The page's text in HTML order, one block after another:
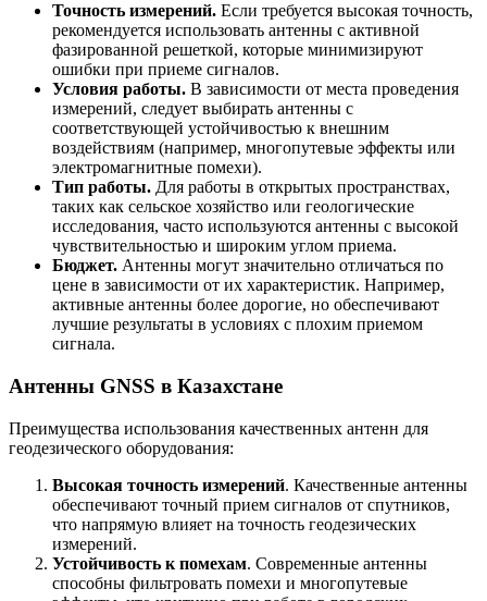
Точность измерений. Если требуется высокая точность,
рекомендуется использовать антенны с активной
фазированной решеткой, которые минимизируют
ошибки при приеме сигналов.
Условия работы. В зависимости от места проведения
измерений, следует выбирать антенны с
соответствующей устойчивостью к внешним
воздействиям (например, многопутевые эффекты или
электромагнитные помехи).
Тип работы. Для работы в открытых пространствах,
таких как сельское хозяйство или геологические
исследования, часто используются антенны с высокой
чувствительностью и широким углом приема.
Бюджет. Антенны могут значительно отличаться по
цене в зависимости от их характеристик. Например,
активные антенны более дорогие, но обеспечивают
лучшие результаты в условиях с плохим приемом
сигнала.
Антенны GNSS в Казахстане
Преимущества использования качественных антенн для
геодезического оборудования:
Высокая точность измерений. Качественные антенны
обеспечивают точный прием сигналов от спутников,
что напрямую влияет на точность геодезических
измерений.
Устойчивость к помехам. Современные антенны
способны фильтровать помехи и многопутевые